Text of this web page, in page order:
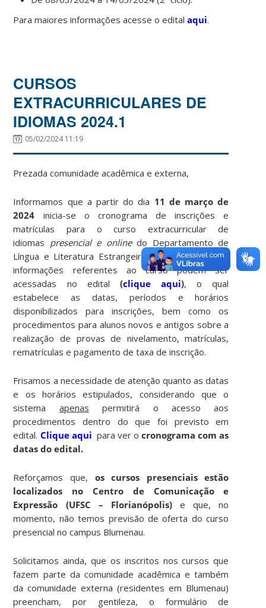
Para maiores informações acesse o editalaqui.
CURSOS
EXTRACURRICULARES DE
IDIOMAS 2024.1
05/02/2024 11:19
Prezada comunidade acadêmica e externa,
Informamos que a partir do dia 11 de marçode
2024 inicia-se o cronograma de inscrições e
matrículas para o curso extracurricular de
idiomas presencial e onlinedo Departamento de
Língua e Literatura Estrangeiras (DLLE). Todas as
informações referentes ao curso podem ser
acessadas no edital (clique aqui), o qual
estabelece as datas, períodos e horários
disponibilizados para inscrições, bem como os
procedimentos para alunos novos e antigos sobre a
realização de provas de nivelamento, matrículas,
rematrículas e pagamento de taxa de inscrição.
Frisamos a necessidade de atenção quanto as datas
e os horários estipulados, considerando que o
sistema apenas permitirá o acesso aos
procedimentos dentro do que foi previsto em
edital. Clique aqui para ver ocronograma com as
datas do edital.
Reforçamos que, os cursos presenciais estão
localizados no Centro de Comunicação e
Expressão (UFSC – Florianópolis)e que, no
momento, não temos previsão de oferta do curso
presencial no campus Blumenau.
Solicitamos ainda, que os inscritos nos cursos que
fazem parte da comunidade acadêmica e também
da comunidade externa (residentes em Blumenau)
preencham, por gentileza, o formulário de